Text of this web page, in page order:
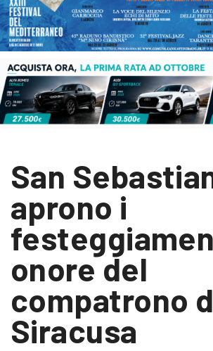
San
aprono i
onore del
compatrono
Siracusa